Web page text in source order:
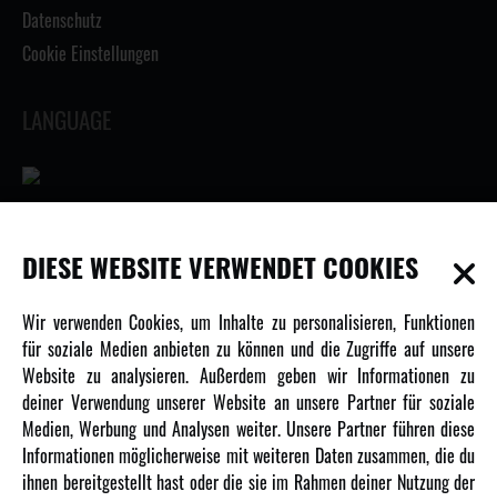
Datenschutz
Cookie Einstellungen
LANGUAGE
INFORMATIONEN
Newsletter
Über uns
Karriere
Amewi Kataloge
MEHR VON AMEWI
DIESE WEBSITE VERWENDET COOKIES
Wir verwenden Cookies, um Inhalte zu personalisieren, Funktionen
für soziale Medien anbieten zu können und die Zugriffe auf unsere
Website zu analysieren. Außerdem geben wir Informationen zu
deiner Verwendung unserer Website an unsere Partner für soziale
Medien, Werbung und Analysen weiter. Unsere Partner führen diese
Informationen möglicherweise mit weiteren Daten zusammen, die du
ihnen bereitgestellt hast oder die sie im Rahmen deiner Nutzung der